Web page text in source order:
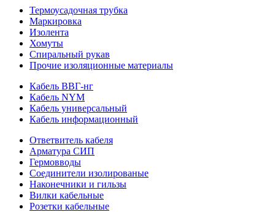
Термоусадочная трубка
Маркировка
Изолента
Хомуты
Спиральный рукав
Прочие изоляционные материалы
Кабель ВВГ-нг
Кабель NYM
Кабель универсальный
Кабель информационный
Ответвитель кабеля
Арматура СИП
Гермовводы
Соединители изолированые
Наконечники и гильзы
Вилки кабельные
Розетки кабельные